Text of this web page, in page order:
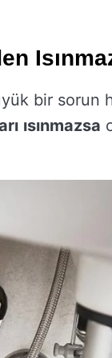
bir
ısınmazsa